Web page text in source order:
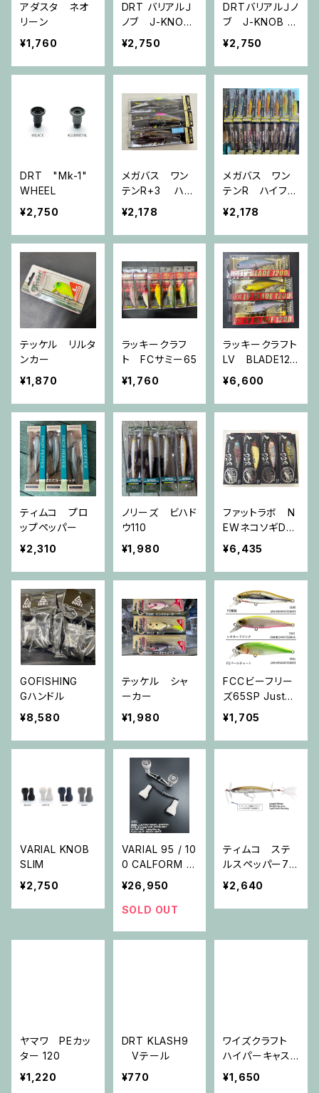
アダスタ ネオ
リーン
¥1,760
DRT バリアルＪ
ノブ J-KNOB
FAT
¥2,750
DRTバリアルＪノ
ブ J-KNOB S
LIM
¥2,750
DRT "Mk-1"
WHEEL
¥2,750
メガバス ワン
テンR+3 ハイ
フロート Hi-F
LOAT
¥2,178
メガバス ワン
テンR ハイフロ
ート
¥2,178
テッケル リルタ
ンカー
¥1,870
ラッキークラフ
ト FCサミー65
¥1,760
ラッキークラフト
LV BLADE120
0
¥6,600
ティムコ プロ
ップペッパー
¥2,310
ノリーズ ビハド
ウ110
¥1,980
ファットラボ N
EWネコソギDS
R
¥6,435
GOFISHING
Gハンドル
¥8,580
テッケル シャ
ーカー
¥1,980
FCCビーフリー
ズ65SP Justac
e別注カラー
¥1,705
VARIAL KNOB
SLIM
¥2,750
VARIAL 95 / 10
0 CALFORM v
er. WHITE×BL
ACK
¥26,950
SOLD OUT
ティムコ ステ
ルスペッパー70
SF-R
¥2,640
ヤマワ PEカッ
ター 120
¥1,220
DRT KLASH9
Vテール
¥770
ワイズクラフト
ハイパーキャスト
オイル
¥1,650